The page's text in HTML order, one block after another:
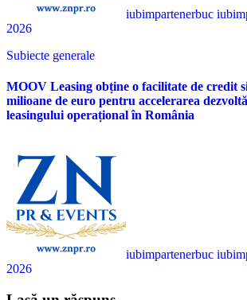
iubimpartenerbuc
2026
Subiecte generale
MOOV Leasing obține o facilitate de credit
milioane de euro pentru accelerarea
leasingului operațional în România
iubimpartenerbuc
2026